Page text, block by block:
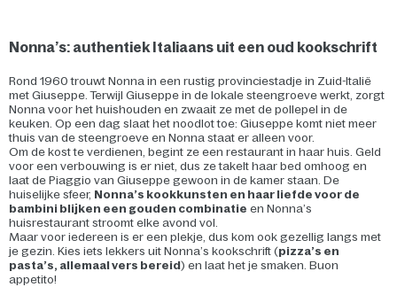
Nonna’s: authentiek Italiaans uit een oud kookschrift
Rond 1960 trouwt Nonna in een rustig provinciestadje in Zuid-Italië
met Giuseppe. Terwijl Giuseppe in de lokale steengroeve werkt, zorgt
Nonna voor het huishouden en zwaait ze met de pollepel in de
keuken. Op een dag slaat het noodlot toe: Giuseppe komt niet meer
thuis van de steengroeve en Nonna staat er alleen voor.
Om de kost te verdienen, begint ze een restaurant in haar huis. Geld
voor een verbouwing is er niet, dus ze takelt haar bed omhoog en
laat de Piaggio van Giuseppe gewoon in de kamer staan. De
huiselijke sfeer, Nonna’s kookkunsten en haar liefde voor de
bambini blijken een gouden combinatie en Nonna’s
huisrestaurant stroomt elke avond vol.
Maar voor iedereen is er een plekje, dus kom ook gezellig langs met
je gezin. Kies iets lekkers uit Nonna’s kookschrift (pizza’s en
pasta’s, allemaal vers bereid) en laat het je smaken. Buon
appetito!